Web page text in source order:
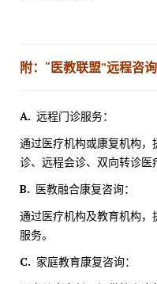
附：“医教联盟”远程咨
A. 远程门诊服务：
通过医疗机构或康复机构
诊、远程会诊、双向转诊医
B. 医教融合康复咨询：
通过医疗机构及教育机构
服务。
C. 家庭教育康复咨询：